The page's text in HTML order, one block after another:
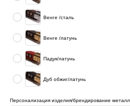
Венге /сталь
Венге /латунь
Падук/латунь
Дуб обжиг/латунь
Персонализация изделия/брендирование